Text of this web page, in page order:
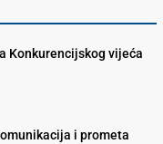
Konkurencijskog vijeća
i prometa